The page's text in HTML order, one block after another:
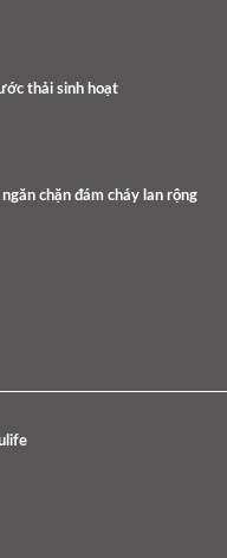
thải sinh hoạt
chặn đám cháy lan rộng